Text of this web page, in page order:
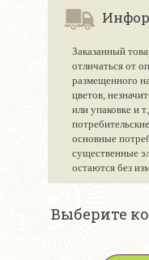
Заказанный
отличаться от
размещенного
цветов,
или упаковке и
основные
существенные
остаются без
Выберите